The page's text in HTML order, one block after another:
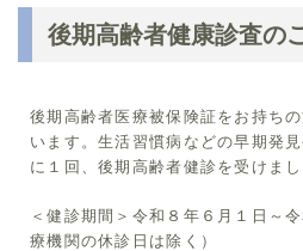
置
後期高齢者健康診査の
後期高齢者医療被保険証をお持ち
います。生活習慣病などの早期発
に１回、後期高齢者健診を受けまし
＜健診期間＞令和８年６月１日～
療機関の休診日は除く）